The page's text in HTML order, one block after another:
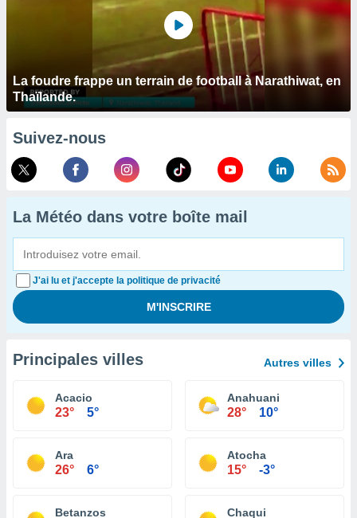
La foudre frappe un terrain de football à Narathiwat, en
Thaïlande.
Suivez-nous
La Météo dans votre boîte mail
J'ai lu et j'accepte la politique de privacité
Principales villes Autres villes
Acacio
23° 5°
Anahuani
28° 10°
Ara
26° 6°
Atocha
15° -3°
Betanzos Chaqui